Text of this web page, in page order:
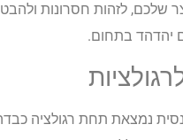
לזהות חסרונות ולהבטיח
בתחום.
נמצאת תחת רגולציה כבדה,